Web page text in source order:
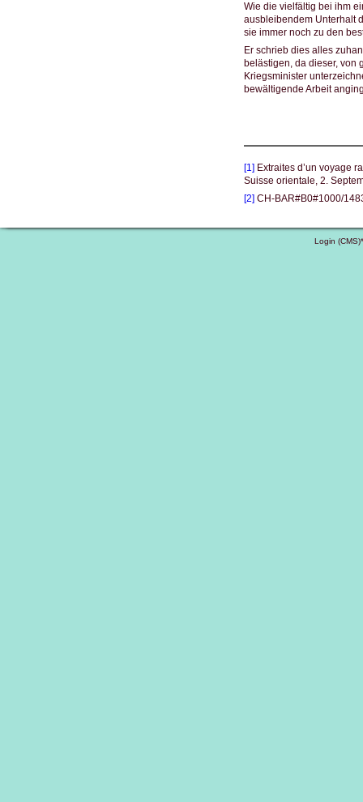
Wie die vielfältig bei ihm
ausbleibendem Unterhalt
sie immer noch zu den
Er schrieb dies alles
belästigen, da dieser, von
Kriegsminister
bewältigende Arbeit
[1] Extraitesd’un voyage
Suisse orientale, 2.
[2] CH-BAR#B0#1000/
Login (CMS)*